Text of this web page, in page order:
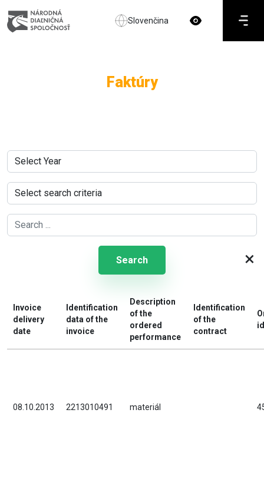
Slovenčina
Faktúry
Search ×
Invoice
delivery
date
Identification
data of the
invoice
Description
of the
ordered
performance
Identification
of the
contract
08.10.2013 2213010491 materiál